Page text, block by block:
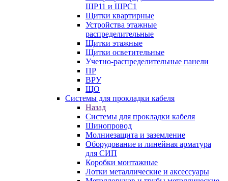
ШР11 и ШРС1
Щитки квартирные
Устройства этажные
распределительные
Щитки этажные
Щитки осветительные
Учетно-распределительные панели
ПР
ВРУ
ЩО
Системы для прокладки кабеля
Назад
Системы для прокладки кабеля
Шинопровод
Молниезащита и заземление
Оборудование и линейная арматура
для СИП
Коробки монтажные
Лотки металлические и аксессуары